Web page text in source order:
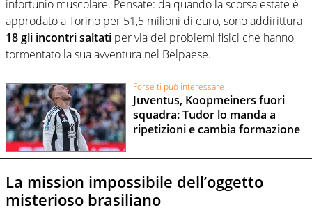
infortunio muscolare. Pensate: da quando la scorsa estate è
approdato a Torino per 51,5 milioni di euro, sono addirittura
18 gli incontri saltati per via dei problemi fisici che hanno
tormentato la sua avventura nel Belpaese.
Forse ti può interessare
Juventus, Koopmeiners fuori
squadra: Tudor lo manda a
ripetizioni e cambia formazione
La mission impossibile dell’oggetto
misterioso brasiliano